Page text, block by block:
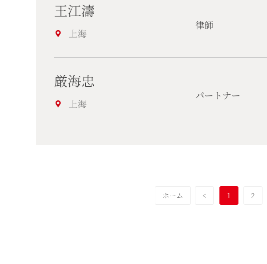
王江濤
上海
律師
厳海忠
上海
パートナー
ホーム < 1 2